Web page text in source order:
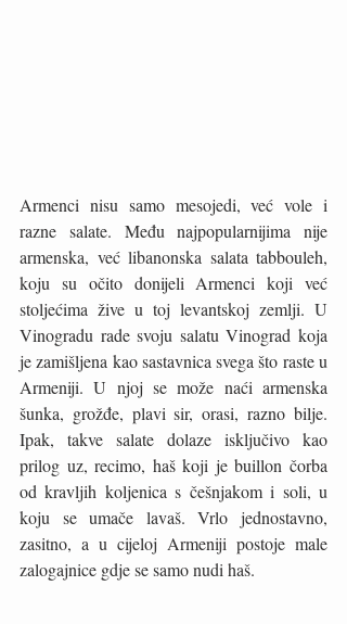
Armenci nisu samo mesojedi, već vole i
razne salate. Među najpopularnijima nije
armenska, već libanonska salata tabbouleh,
koju su očito donijeli Armenci koji već
stoljećima žive u toj levantskoj zemlji. U
Vinogradu rade svoju salatu Vinograd koja
je zamišljena kao sastavnica svega što raste u
Armeniji. U njoj se može naći armenska
šunka, grožđe, plavi sir, orasi, razno bilje.
Ipak, takve salate dolaze isključivo kao
prilog uz, recimo, haš koji je buillon čorba
od kravljih koljenica s češnjakom i soli, u
koju se umače lavaš. Vrlo jednostavno,
zasitno, a u cijeloj Armeniji postoje male
zalogajnice gdje se samo nudi haš.